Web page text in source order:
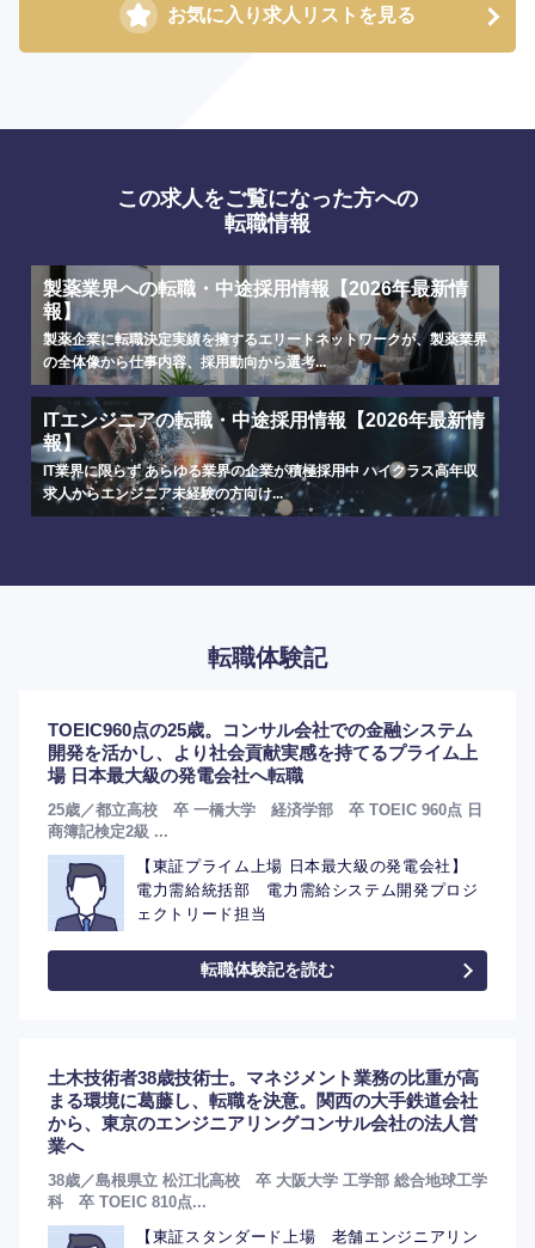
お気に入り求人リストを見る
選択する
選択する
選択する
選択する
この求人をご覧になった方への
転職情報
製薬業界への転職・中途採用情報【2026年最新情
報】
製薬企業に転職決定実績を擁するエリートネットワークが、製薬業界
の全体像から仕事内容、採用動向から選考...
ITエンジニアの転職・中途採用情報【2026年最新情
報】
IT業界に限らず あらゆる業界の企業が積極採用中 ハイクラス高年収
求人からエンジニア未経験の方向け...
転職体験記
TOEIC960点の25歳。コンサル会社での金融システム
開発を活かし、より社会貢献実感を持てるプライム上
場 日本最大級の発電会社へ転職
25歳／都立高校 卒 一橋大学 経済学部 卒 TOEIC 960点 日
商簿記検定2級 ...
【東証プライム上場 日本最大級の発電会社】
電力需給統括部 電力需給システム開発プロジ
ェクトリード担当
転職体験記を読む
土木技術者38歳技術士。マネジメント業務の比重が高
まる環境に葛藤し、転職を決意。関西の大手鉄道会社
から、東京のエンジニアリングコンサル会社の法人営
業へ
38歳／島根県立 松江北高校 卒 大阪大学 工学部 総合地球工学
科 卒 TOEIC 810点...
【東証スタンダード上場 老舗エンジニアリン